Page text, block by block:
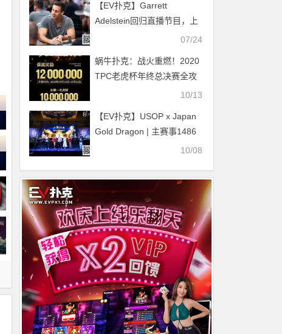
【EV扑克】Garrett
Adelstein回归直播节目，上
07/24
蜗牛扑克：战火重燃！2020
TPC老虎杯年终总决赛全攻
10/13
【EV扑克】USOP x Japan
Gold Dragon | 主赛事1486
人次打响大阪首秀之声！巨
决！
10/08